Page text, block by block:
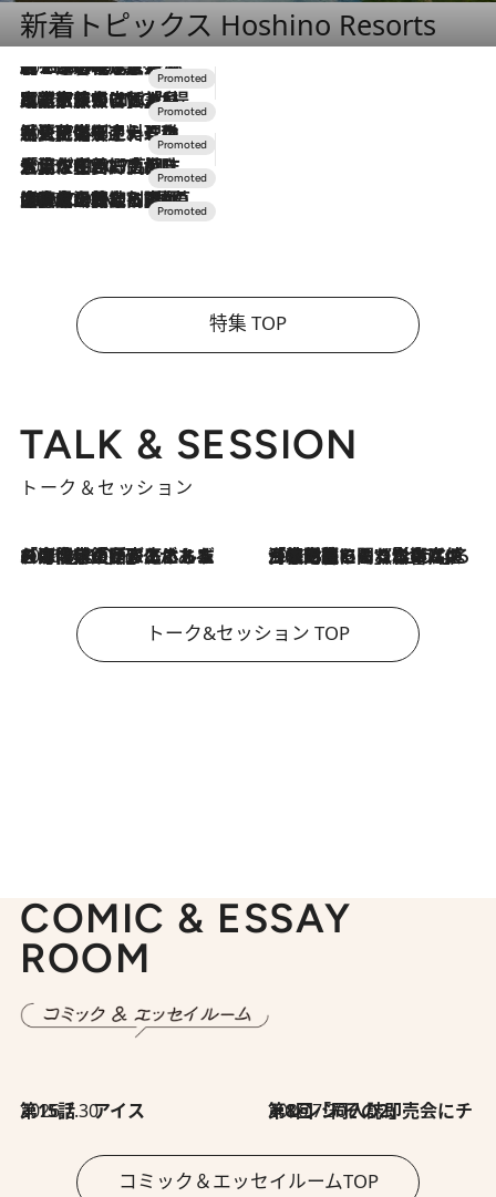
新着トピックス Hoshino Resorts
2026.8.7
【トンボの足水浴】ヒノキの香りに包まれて涼感マックス！約13℃の湧水かけ流しを避暑地「星野温泉 トンボの湯」で体験
2026.7.31
【ホテル帰省】という選択肢をOMOが提案。家族とほどよい距離を保つには「昼は実家、夜は気兼ねなくホテルで！」
2026.7.24
【夏限定ディナーコース】旬を迎える稚鮎や花ズッキーニなどをイタリア・トスカーナの郷土料理の手法で満喫！
2026.7.17
「土佐和ハーブかき氷」がOMO7高知に登場！生姜、山椒、大葉など目にも舌にも涼を呼ぶ郷土の味
2026.7.10
NEW OPEN！【界 草津】名湯の地に誕生。趣の異なる2種の温泉と上州ならではの会席・蕎麦割烹など美食を味わう究極の癒やし旅
特集 TOP
TALK & SESSION
トーク＆セッション
2026.8.3
「今後値上げがあるとすれば…」「リスクがあるのは今年の冬」エネルギー専門家が語る、ホルムズ海峡封鎖が家庭にもたらす“ある心配” 2026.8.3
「住宅建てられない…」「サーチャージ料の高値が続いている」ホルムズ海峡封鎖による影響はいつまで続く？《エネルギー専門家に聞く“どうなる日本の暮らし”》
トーク&セッション TOP
COMIC & ESSAY
ROOM
2026.7.30
第15話 アイス 2026.7.30
第8回「同人誌即売会にチャレンジ その2」
コミック＆エッセイルームTOP